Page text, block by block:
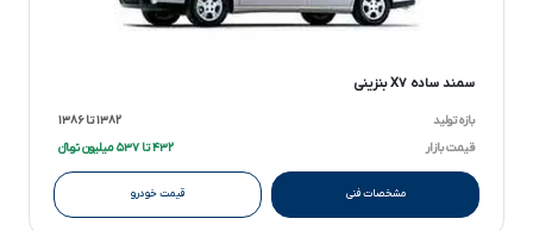
سمند ساده X۷ بنزینی
بازه تولید
۱۳۸۲ تا ۱۳۸۶
قیمت بازار
۴۳۲ تا ۵۳۷ میلیون تومانءءء
مشخصات فنی قیمت خودرو